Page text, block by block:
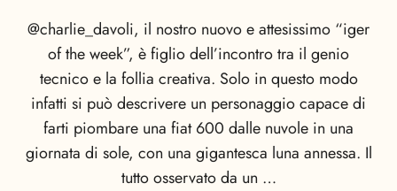
@charlie_davoli, il nostro nuovo e attesissimo “iger
of the week”, è figlio dell’incontro tra il genio
tecnico e la follia creativa. Solo in questo modo
infatti si può descrivere un personaggio capace di
farti piombare una fiat 600 dalle nuvole in una
giornata di sole, con una gigantesca luna annessa. Il
tutto osservato da un …